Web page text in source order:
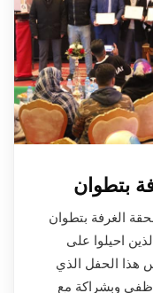
بتطوان
دجنبر 2021 بمقر ملحقة الغرفة بتطوان
احيلوا على
2021 ، وقد ترأس هذا الحفل الذي
وبشراكة مع